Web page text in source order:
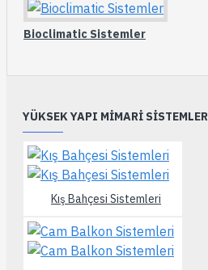
Bioclimatic Sistemler
YÜKSEK YAPI MIMARI SISTEMLER
Kış Bahçesi Sistemleri